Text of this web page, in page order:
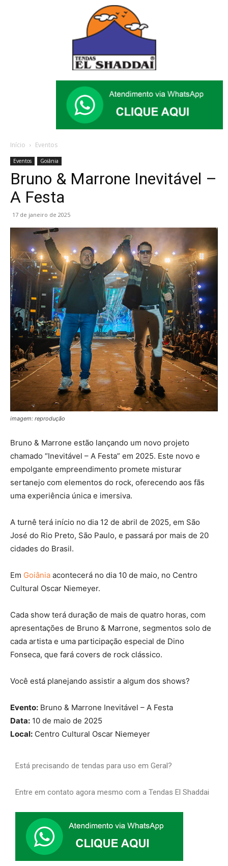
Início Eventos
Eventos Goiânia
Bruno & Marrone Inevitável –
A Festa
17 de janeiro de 2025
imagem: reprodução
Bruno & Marrone estão lançando um novo projeto
chamado “Inevitável – A Festa” em 2025. Este novo e
empolgante empreendimento promete misturar
sertanejo com elementos do rock, oferecendo aos fãs
uma experiência única e imersiva.
A turnê terá início no dia 12 de abril de 2025, em São
José do Rio Preto, São Paulo, e passará por mais de 20
cidades do Brasil.
Em Goiânia acontecerá no dia 10 de maio, no Centro
Cultural Oscar Niemeyer.
Cada show terá duração de mais de quatro horas, com
apresentações de Bruno & Marrone, segmentos solo de
cada artista e uma participação especial de Dino
Fonseca, que fará covers de rock clássico.
Você está planejando assistir a algum dos shows?
Evento: Bruno & Marrone Inevitável – A Festa
Data: 10 de maio de 2025
Local: Centro Cultural Oscar Niemeyer
Está precisando de tendas para uso em Geral?
Entre em contato agora mesmo com a Tendas El Shaddai